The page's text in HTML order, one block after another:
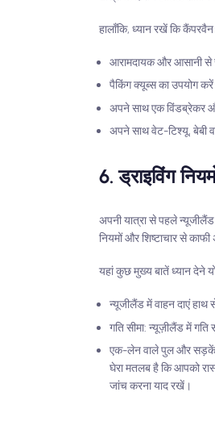
हालाँकि, ध्यान रखें कि
आरामदायक और आसानी
पैकिंग क्यूब्स का उपयोग
अपने साथ एक विंडब्रेकर
अपने साथ वेट-टिश्यू, बेबी
6. ड्राइविंग
अपनी यात्रा से पहले
नियमों और शिष्टाचार से
यहां कुछ मुख्य बातें ध्यान देने
न्यूजीलैंड में वाहन दाएं
गति सीमा: न्यूज़ीलैंड में
एक-लेन वाले पुल और सड़कें:
घेरा मतलब है कि आपको
जांच करना याद रखें।